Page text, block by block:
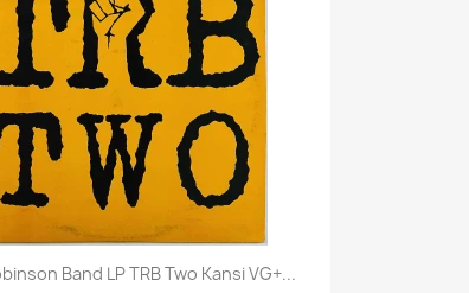
Band LP TRB Two Kansi VG+...